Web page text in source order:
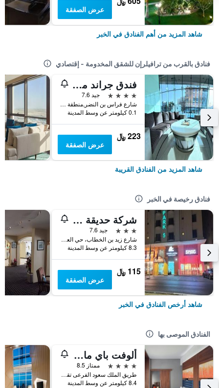
عرض الصفقة
شاهد المزيد من أهم الفنادق في الخبر
فنادق بالقرب من ترافيلرإن للشقق المخدومة - إقتصادي
فندق جراند مايرال
4 نجوم
جيد 7.6
شارع فراس بن النضر,منطقة العليا, الخبر, المملكة العربية السعودية
0.1 كيلومتر عن وسط المدينة
223 ﷼
عرض الصفقة
شاهد المزيد من الفنادق القريبة
فنادق رخيصة في الخبر
شركة حديقة لينا للشقق المخدومة الخبر
3 نجوم
جيد 7.6
شارع زيد بن الخطاب، حي العليا، الخبر، المملكة العربية السعودية, الخبر, المملكة العربية السعودية
8.3 كيلومتر عن وسط المدينة
115 ﷼
عرض الصفقة
شاهد أرخص الفنادق في الخبر
الفنادق الموصى بها
ألوفت باي ماريوت الظهران
4 نجوم
ممتاز 8.5
طريق الملك سعود الفرعى تقاطع مع شارع 21, الخبر, المملكة العربية السعودية
8.4 كيلومتر عن وسط المدينة